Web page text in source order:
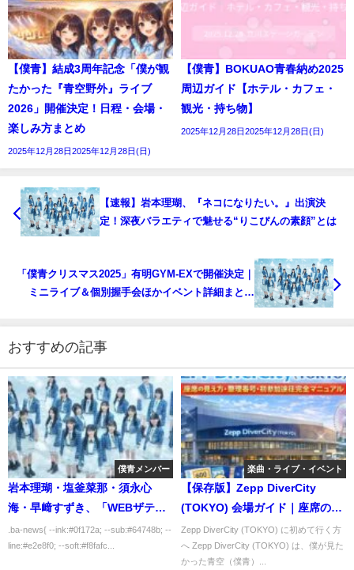
【僕青】結成3周年記念「僕が観
たかった『青空野外』ライブ
2026」開催決定！日程・会場・
楽しみ方まとめ
2025年12月28日2025年12月28日(日)
【僕青】BOKUAO青春納め2025
周辺ガイド【ホテル・カフェ・
観光・持ち物】
2025年12月28日2025年12月28日(日)
【速報】岩本理瑚、『ネコになりたい。』出演決
定！深夜バラエティで魅せる“りこぴんの素顔”とは
「僕青クリスマス2025」有明GYM-EXで開催決定｜
ミニライブ＆個別握手会ほかイベント詳細まとめ
おすすめの記事
僕青メンバー
岩本理瑚・塩釜菜那・須永心
海・早﨑すずき、「WEBザテレ
ビジョン」MARCH対抗戦特集に
登場｜最新情報まとめ【2025年
.ba-news{ --ink:#0f172a; --sub:#64748b; --
line:#e2e8f0; --soft:#f8fafc...
楽曲・ライブ・イベント
【保存版】Zepp DiverCity
(TOKYO) 会場ガイド｜座席の見
え方・整理番号・初参加遠征完
全マニュアル
Zepp DiverCity (TOKYO) に初めて行く方
へ Zepp DiverCity (TOKYO) は、僕が見た
かった青空（僕青）...